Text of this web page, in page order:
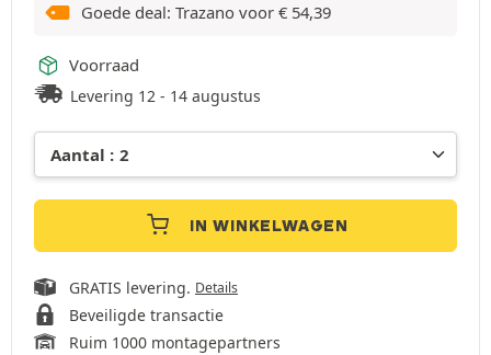
Goede deal: Trazano voor € 54,39
Voorraad
Levering 12 - 14 augustus
IN WINKELWAGEN
GRATIS levering. Details
Beveiligde transactie
Ruim 1000 montagepartners